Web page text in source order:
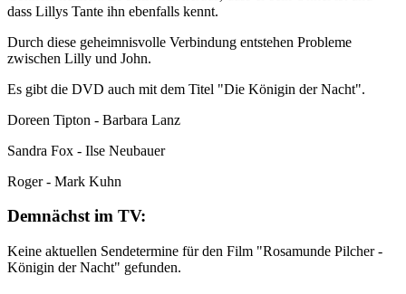
dass Lillys Tante ihn ebenfalls kennt.
Durch diese geheimnisvolle Verbindung entstehen Probleme
zwischen Lilly und John.
Es gibt die DVD auch mit dem Titel "Die Königin der Nacht".
Doreen Tipton - Barbara Lanz
Sandra Fox - Ilse Neubauer
Roger - Mark Kuhn
Demnächst im TV:
Keine aktuellen Sendetermine für den Film "Rosamunde Pilcher -
Königin der Nacht" gefunden.